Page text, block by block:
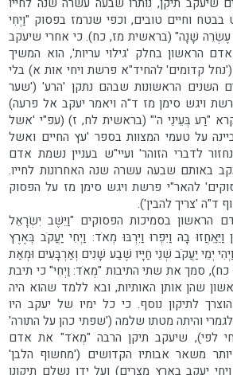
וחיים טובים, וכפי שנרמז בפסוק "וַיְחִי
שָׁנָה" (בראשית מז, כח). כי אחרי שיעקב
הראשון בחלק 'גילוי עריות', הוא המשיך
קדומים' להחיד"א פרשת ויחי אות א) בלי
השנים הראשונות שבהם נתקן 'הרע' ('שער
ויגש סימן מז ד"ה ויאמר יעקב אל פרעה)
"רַע בְּעֵינֵי ה'" (בראשית לח, ז) (עפ"י 'אשל
על טעמי המצוות בספר 'עץ החיים ואשל
לדברי הזוהר' ועיי"ש בעניין נשמת אדם
באותם שבעה עשרה שנה האחרונות לחייו.
להאר"י פרשת ויגש סימן מז על הפסוק
ד"ה 'צריך להבין').
הראשון בסמיכות הפסוקים "וַיֵּשֶׁב יִשְׂרָאֵל
בָהּ וַיִּפְרוּ וַיִּרְבּוּ מְאֹד: וַיְחִי יַעֲקֹב בְּאֶרֶץ
יְמֵי יַעֲקֹב שְׁנֵי חַיָּיו שֶׁבַע שָׁנִים וְאַרְבָּעִים וּמְאַת
סמך את שתי התיבות "מְאֹד: וַיְחִי" כי תיבת
שהן אותן האותיות, ובא ללמד שהוא היה
לתיקון נוסף. כי כל ימיו של יעקב היו
והיתה מטתו שלמה ('שפתי כהן על התורה'
לפי), שיעקב תיקן הרבה "מְאֹד" את אדם
יותר משאר אבותיו הקדושים ('מחשוף הלבן'
יעקב בארץ מצרים) ועל ידו נשלם תיקונו